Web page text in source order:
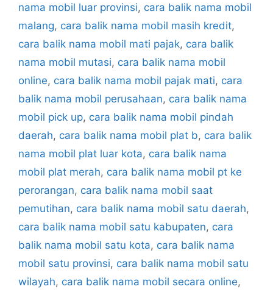
nama mobil luar provinsi, cara balik nama mobil
malang, cara balik nama mobil masih kredit,
cara balik nama mobil mati pajak, cara balik
nama mobil mutasi, cara balik nama mobil
online, cara balik nama mobil pajak mati, cara
balik nama mobil perusahaan, cara balik nama
mobil pick up, cara balik nama mobil pindah
daerah, cara balik nama mobil plat b, cara balik
nama mobil plat luar kota, cara balik nama
mobil plat merah, cara balik nama mobil pt ke
perorangan, cara balik nama mobil saat
pemutihan, cara balik nama mobil satu daerah,
cara balik nama mobil satu kabupaten, cara
balik nama mobil satu kota, cara balik nama
mobil satu provinsi, cara balik nama mobil satu
wilayah, cara balik nama mobil secara online,